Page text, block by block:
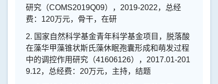
研究（COMS2019Q09）， 2019-2022，总经
费： 120万元，骨干，在研
2. 国家自然科学基金青年科学基金项目，脱落酸
在藻华甲藻锥状斯氏藻休眠孢囊形成和萌发过程
中的调控作用研究（41606126）， 2017.01-201
9.12，总经费： 20万元，主持，结题